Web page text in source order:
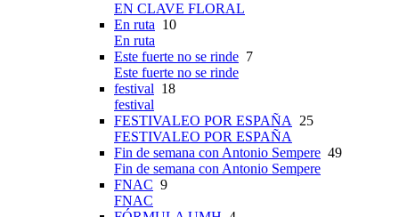
EN CLAVE FLORAL
En ruta 10
En ruta
Este fuerte no se rinde 7
Este fuerte no se rinde
festival 18
festival
FESTIVALEO POR ESPAÑA 25
FESTIVALEO POR ESPAÑA
Fin de semana con Antonio Sempere 49
Fin de semana con Antonio Sempere
FNAC 9
FNAC